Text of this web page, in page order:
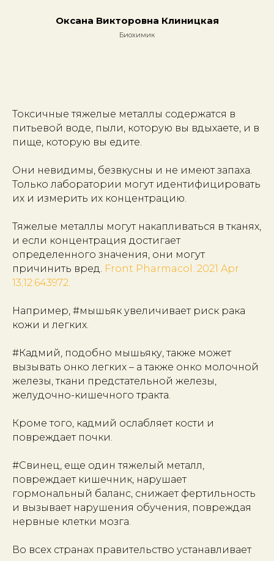
Оксана Викторовна Клиницкая
Биохимик
Токсичные тяжелые металлы содержатся в
питьевой воде, пыли, которую вы вдыхаете, и в
пище, которую вы едите.
Они невидимы, безвкусны и не имеют запаха.
Только лаборатории могут идентифицировать
их и измерить их концентрацию.
Тяжелые металлы могут накапливаться в тканях,
и если концентрация достигает
определенного значения, они могут
причинить вред. Front Pharmacol. 2021 Apr
13;12:643972.
Например, #мышьяк увеличивает риск рака
кожи и легких.
#Кадмий, подобно мышьяку, также может
вызывать онко легких – а также онко молочной
железы, ткани предстательной железы,
желудочно-кишечного тракта.
Кроме того, кадмий ослабляет кости и
повреждает почки.
#Свинец, еще один тяжелый металл,
повреждает кишечник, нарушает
гормональный баланс, снижает фертильность
и вызывает нарушения обучения, повреждая
нервные клетки мозга.
Во всех странах правительство устанавливает